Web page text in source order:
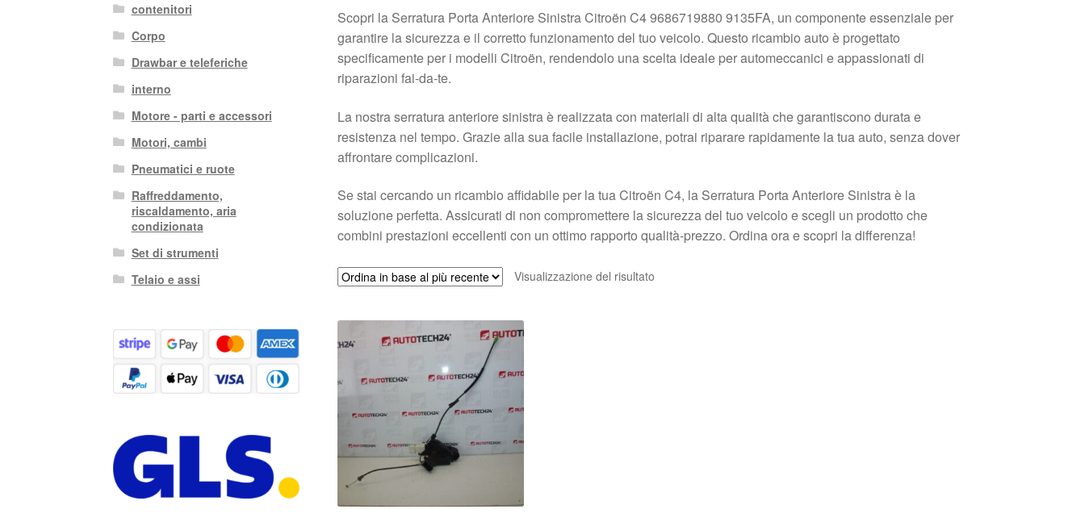
Scopri la Serratura Porta Anteriore Sinistra Citroën C4 9686719880 9135FA, un componente essenziale per
garantire la sicurezza e il corretto funzionamento del tuo veicolo. Questo ricambio auto è progettato
specificamente per i modelli Citroën, rendendolo una scelta ideale per automeccanici e appassionati di
riparazioni fai-da-te.
La nostra serratura anteriore sinistra è realizzata con materiali di alta qualità che garantiscono durata e
resistenza nel tempo. Grazie alla sua facile installazione, potrai riparare rapidamente la tua auto, senza dover
affrontare complicazioni.
Se stai cercando un ricambio affidabile per la tua Citroën C4, la Serratura Porta Anteriore Sinistra è la
soluzione perfetta. Assicurati di non compromettere la sicurezza del tuo veicolo e scegli un prodotto che
combini prestazioni eccellenti con un ottimo rapporto qualità-prezzo. Ordina ora e scopri la differenza!
Visualizzazione del risultato
contenitori
Corpo
Drawbar e teleferiche
interno
Motore - parti e accessori
Motori, cambi
Pneumatici e ruote
Raffreddamento,
riscaldamento, aria
condizionata
Set di strumenti
Telaio e assi